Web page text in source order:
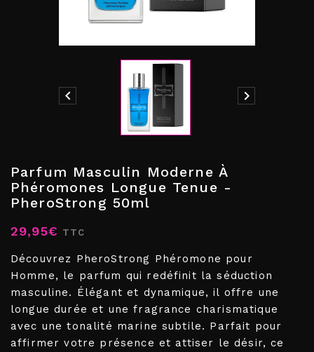
 
Parfum Masculin Moderne À
Phéromones Longue Tenue -
PheroStrong 50ml
29,95€ TTC
Découvrez PheroStrong Phéromone pour
Homme, le parfum qui redéfinit la séduction
masculine. Élégant et dynamique, il offre une
longue durée et une fragrance charismatique
avec une tonalité marine subtile. Parfait pour
affirmer votre présence et attiser le désir, ce